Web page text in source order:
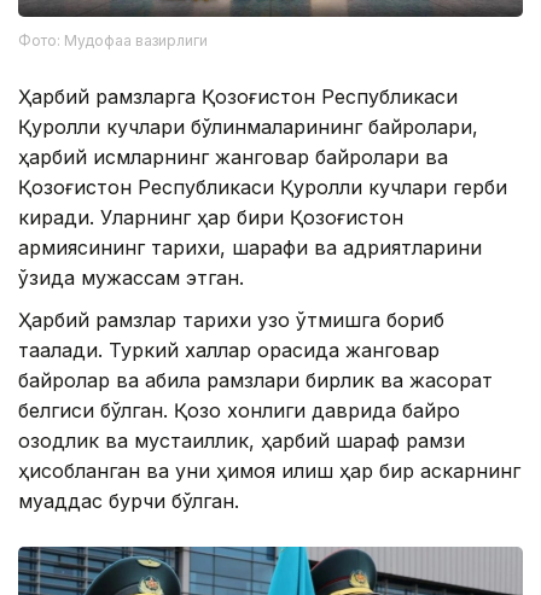
Фото: Мудофаа вазирлиги
Ҳарбий рамзларга Қозоғистон Республикаси
Қуролли кучлари бўлинмаларининг байроқлари,
ҳарбий қисмларнинг жанговар байроқлари ва
Қозоғистон Республикаси Қуролли кучлари герби
киради. Уларнинг ҳар бири Қозоғистон
армиясининг тарихи, шарафи ва қадриятларини
ўзида мужассам этган.
Ҳарбий рамзлар тарихи узоқ ўтмишга бориб
тақалади. Туркий халқлар орасида жанговар
байроқлар ва қабила рамзлари бирлик ва жасорат
белгиси бўлган. Қозоқ хонлиги даврида байроқ
озодлик ва мустақиллик, ҳарбий шараф рамзи
ҳисобланган ва уни ҳимоя қилиш ҳар бир аскарнинг
муқаддас бурчи бўлган.